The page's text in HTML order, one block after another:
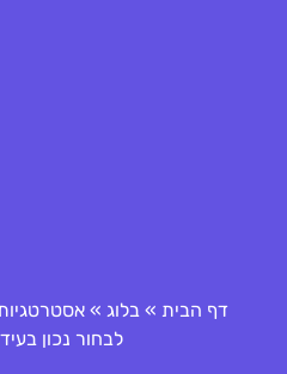
דף הבית » בלוג »
לבחור נכון